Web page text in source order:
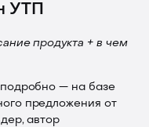
УТП
продукта + в чем
— на базе
предложения от
автор